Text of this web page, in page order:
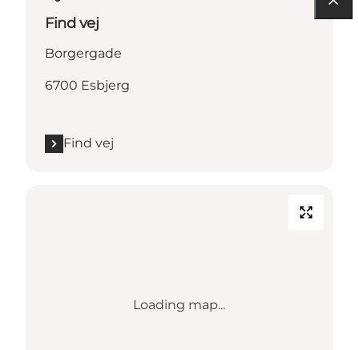
Find vej
Borgergade
6700 Esbjerg
Find vej
Loading map...